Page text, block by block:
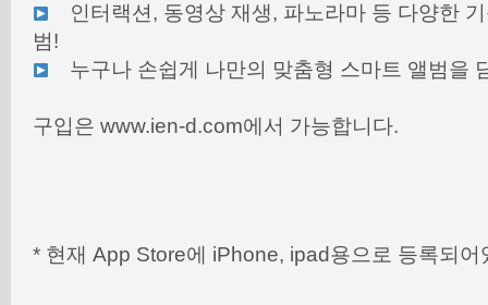
인터랙션, 동영상 재생, 파노라마 등 다양한
범!
누구나 손쉽게 나만의 맞춤형 스마트 앨범을
구입은 www.ien-d.com에서 가능합니다.
* 현재 App Store에 iPhone, ipad용으로 등록되어